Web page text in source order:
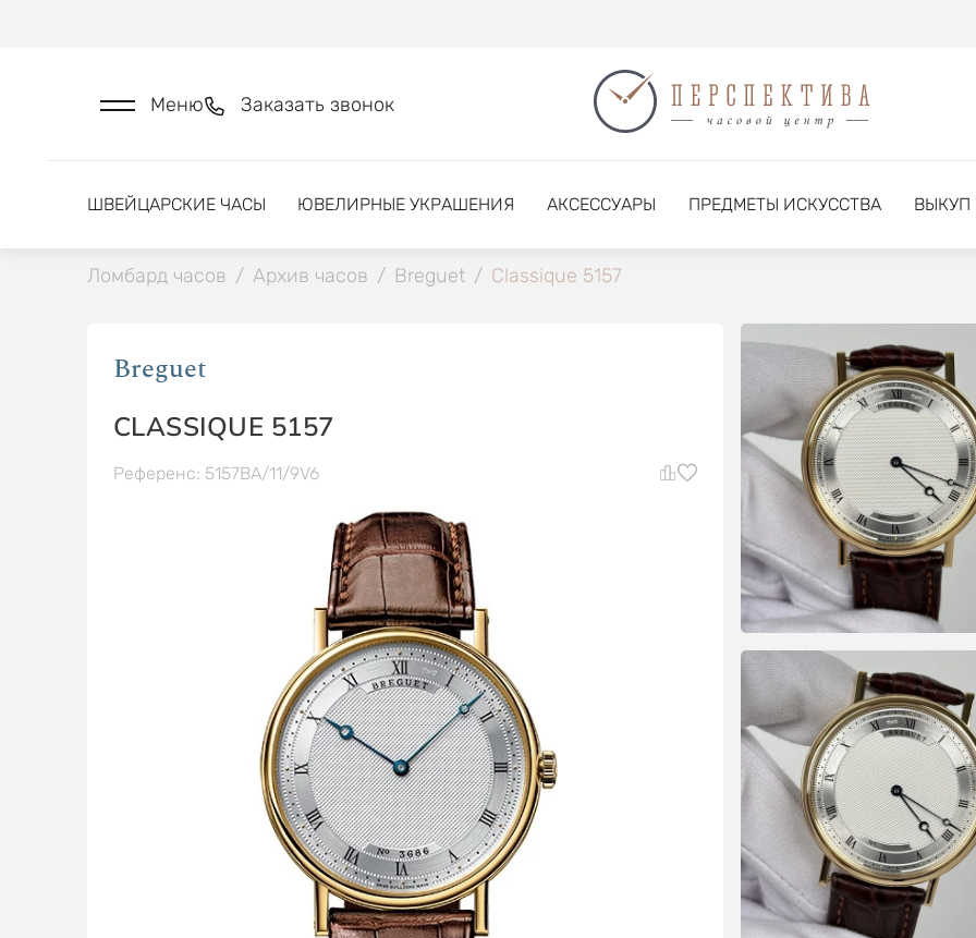
Меню Заказать звонок
ШВЕЙЦАРСКИЕ ЧАСЫ ЮВЕЛИРНЫЕ УКРАШЕНИЯ АКСЕССУАРЫ ПРЕДМЕТЫ ИСКУССТВА ВЫКУП
Ломбард часов / Архив часов / Breguet / Classique 5157
Breguet
CLASSIQUE 5157
Референс: 5157BA/11/9V6